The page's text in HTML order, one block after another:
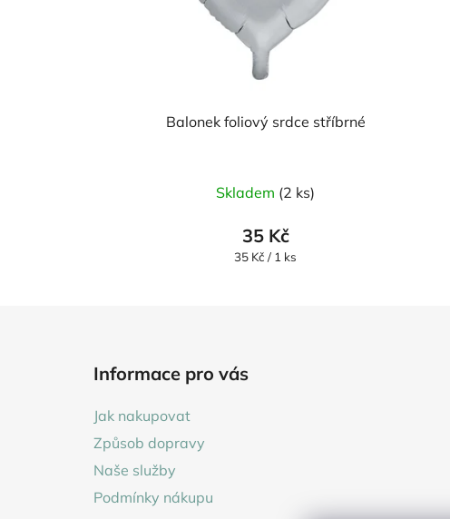
Balonek foliový srdce stříbrné
Skladem (2 ks)
35 Kč
Měrná
35 Kč / 1 ks
Informace pro vás
Jak nakupovat
Způsob dopravy
Naše služby
Podmínky nákupu